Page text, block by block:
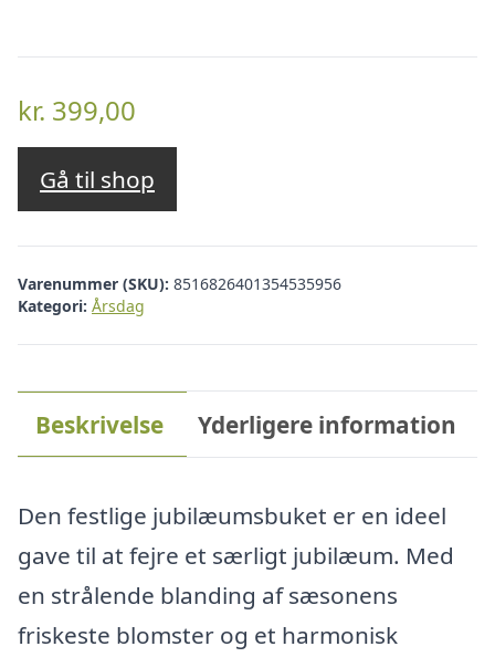
kr. 399,00
Gå til shop
Varenummer (SKU): 8516826401354535956
Kategori: Årsdag
Beskrivelse Yderligere information
Den festlige jubilæumsbuket er en ideel
gave til at fejre et særligt jubilæum. Med
en strålende blanding af sæsonens
friskeste blomster og et harmonisk